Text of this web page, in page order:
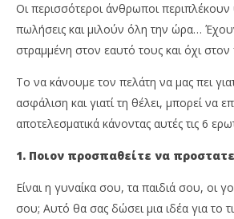
Φεβρουαρίου,
2024
Cyprus
Insurance
Team
Οι περισσότεροι άνθρωποι περιπλέκουν
πωλήσεις και μιλούν όλη την ώρα…
στραμμένη στον εαυτό τους και όχι στον
Το να κάνουμε τον πελάτη να μας πει
ασφάλιση και γιατί τη θέλει, μπορεί να
αποτελεσματικά κάνοντας αυτές τις 6
1. Ποιον προσπαθείτε να
Είναι η γυναίκα σου, τα παιδιά σου, οι
σου; Αυτό θα σας δώσει μια ιδέα για το τι